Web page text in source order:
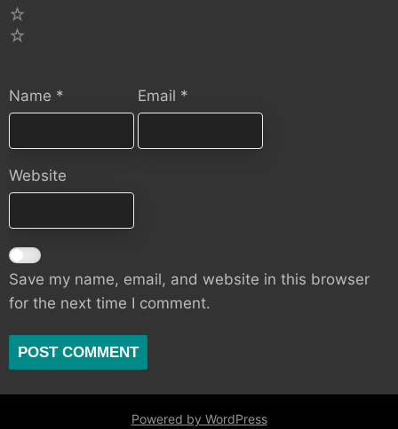
Name * Email *
Website
Save my name, email, and website in this browser
for the next time I comment.
Powered by WordPress